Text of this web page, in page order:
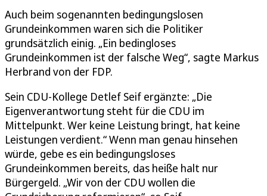
Auch beim sogenannten bedingungslosen
Grundeinkommen waren sich die Politiker
grundsätzlich einig. „Ein bedingloses
Grundeinkommen ist der falsche Weg“, sagte Markus
Herbrand von der FDP.
Sein CDU-Kollege Detlef Seif ergänzte: „Die
Eigenverantwortung steht für die CDU im
Mittelpunkt. Wer keine Leistung bringt, hat keine
Leistungen verdient.“ Wenn man genau hinsehen
würde, gebe es ein bedingungsloses
Grundeinkommen bereits, das heiße halt nur
Bürgergeld. „Wir von der CDU wollen die